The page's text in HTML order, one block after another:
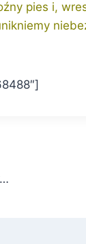
pies i,